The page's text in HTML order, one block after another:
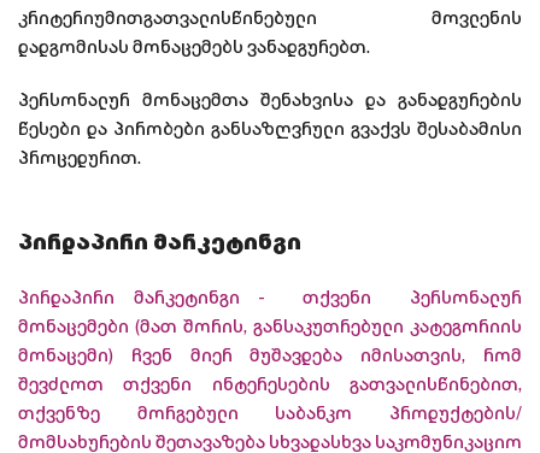
კრიტერიუმითგათვალისწინებული მოვლენის
დადგომისას მონაცემებს ვანადგურებთ.
პერსონალურ მონაცემთა შენახვისა და განადგურების
წესები და პირობები განსაზღვრული გვაქვს შესაბამისი
პროცედურით.
პირდაპირი მარკეტინგი
პირდაპირი მარკეტინგი - თქვენი პერსონალურ
მონაცემები (მათ შორის, განსაკუთრებული კატეგორიის
მონაცემი) ჩვენ მიერ მუშავდება იმისათვის, რომ
შევძლოთ თქვენი ინტერესების გათვალისწინებით,
თქვენზე მორგებული საბანკო პროდუქტების/
მომსახურების შეთავაზება სხვადასხვა საკომუნიკაციო